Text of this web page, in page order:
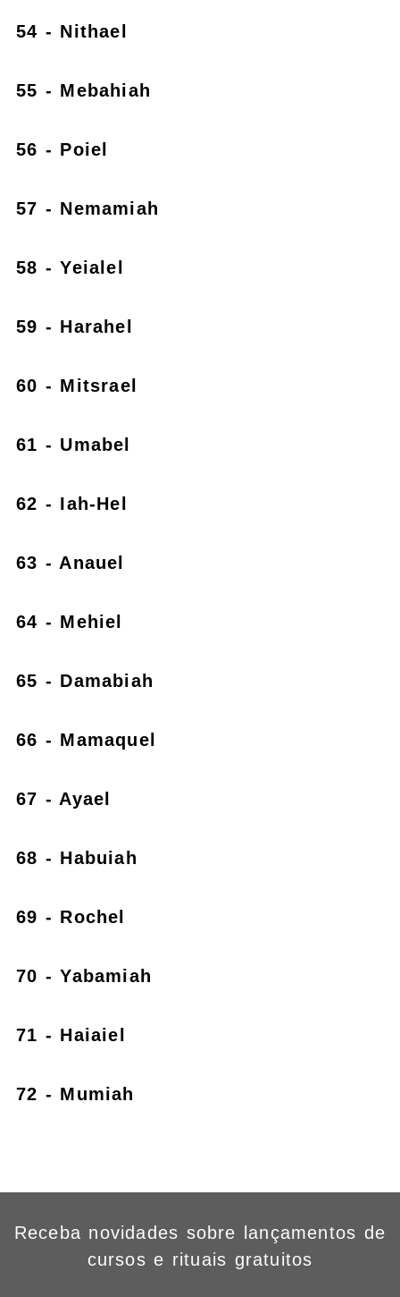
54 - Nithael
55 - Mebahiah
56 - Poiel
57 - Nemamiah
58 - Yeialel
59 - Harahel
60 - Mitsrael
61 - Umabel
62 - Iah-Hel
63 - Anauel
64 - Mehiel
65 - Damabiah
66 - Mamaquel
67 - Ayael
68 - Habuiah
69 - Rochel
70 - Yabamiah
71 - Haiaiel
72 - Mumiah
Receba novidades sobre lançamentos de
cursos e rituais gratuitos